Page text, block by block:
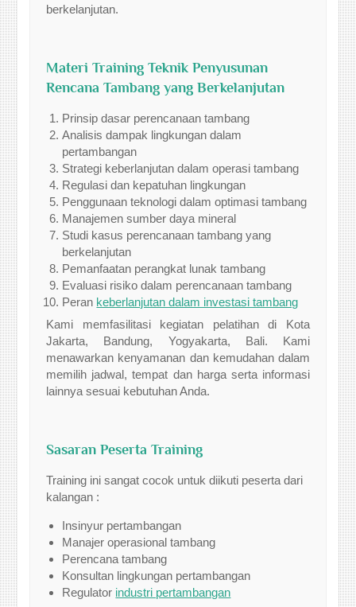
berkelanjutan.
Materi Training Teknik Penyusunan
Rencana Tambang yang Berkelanjutan
Prinsip dasar perencanaan tambang
Analisis dampak lingkungan dalam
pertambangan
Strategi keberlanjutan dalam operasi tambang
Regulasi dan kepatuhan lingkungan
Penggunaan teknologi dalam optimasi tambang
Manajemen sumber daya mineral
Studi kasus perencanaan tambang yang
berkelanjutan
Pemanfaatan perangkat lunak tambang
Evaluasi risiko dalam perencanaan tambang
Peran keberlanjutan dalam investasi tambang
Kami memfasilitasi kegiatan pelatihan di Kota
Jakarta, Bandung, Yogyakarta, Bali. Kami
menawarkan kenyamanan dan kemudahan dalam
memilih jadwal, tempat dan harga serta informasi
lainnya sesuai kebutuhan Anda.
Sasaran Peserta Training
Training ini sangat cocok untuk diikuti peserta dari
kalangan :
Insinyur pertambangan
Manajer operasional tambang
Perencana tambang
Konsultan lingkungan pertambangan
Regulator industri pertambangan